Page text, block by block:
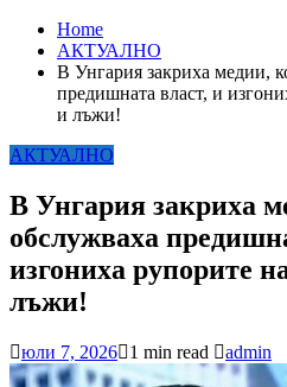
Home
АКТУАЛНО
В Унгария закриха медии,
предишната власт, и
и лъжи!
АКТУАЛНО
В Унгария закриха
обслужваха
изгониха рупорите
лъжи!
юли 7, 2026 1 min read admin